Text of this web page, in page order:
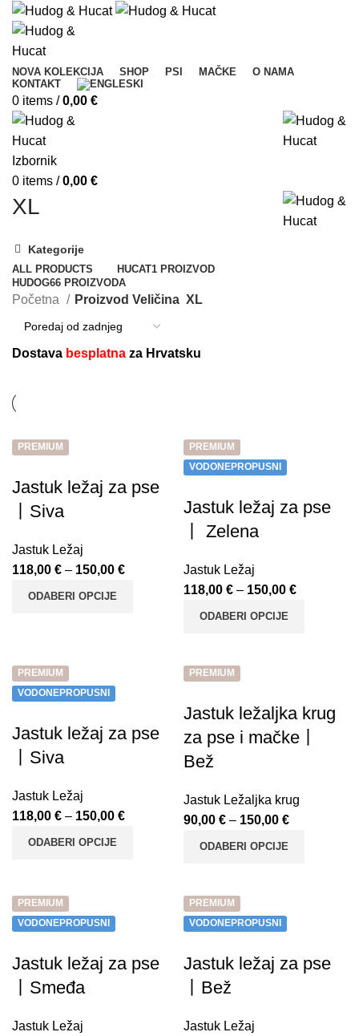
NOVA KOLEKCIJA SHOP PSI MAČKE
O NAMA
KONTAKT
0 items / 0,00 €
Izbornik
0 items / 0,00 €
XL
Kategorije
ALL PRODUCTS HUCAT1 PROIZVOD
HUDOG66 PROIZVODA
Početna Proizvod Veličina XL
Dostava besplatna za Hrvatsku
PREMIUM
Jastuk ležaj za pse
丨Siva
Jastuk Ležaj
118,00 € – 150,00 €
ODABERI OPCIJE
PREMIUM
VODONEPROPUSNI
Jastuk ležaj za pse
丨 Zelena
Jastuk Ležaj
118,00 € – 150,00 €
ODABERI OPCIJE
PREMIUM
VODONEPROPUSNI
Jastuk ležaj za pse
丨Siva
Jastuk Ležaj
118,00 € – 150,00 €
ODABERI OPCIJE
PREMIUM
Jastuk ležaljka krug
za pse i mačke丨
Bež
Jastuk Ležaljka krug
90,00 € – 150,00 €
ODABERI OPCIJE
PREMIUM
VODONEPROPUSNI
Jastuk ležaj za pse
丨Smeđa
Jastuk Ležaj
PREMIUM
VODONEPROPUSNI
Jastuk ležaj za pse
丨Bež
Jastuk Ležaj